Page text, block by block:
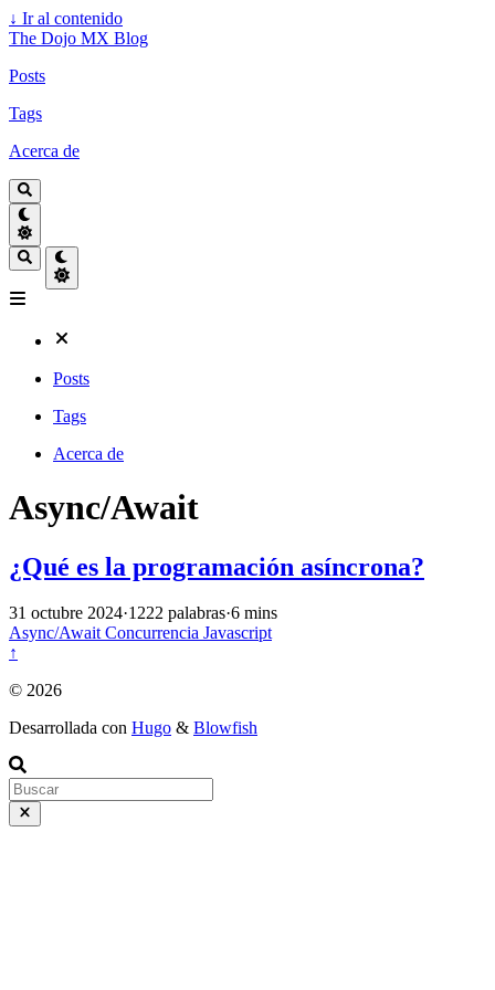
↓ Ir al contenido
The Dojo MX Blog
Posts
Tags
Acerca de
Posts
Tags
Acerca de
Async/Await
¿Qué es la programación asíncrona?
31 octubre 2024·1222 palabras·6 mins
Async/AwaitConcurrencia Javascript
↑
© 2026
Desarrollada con Hugo & Blowfish